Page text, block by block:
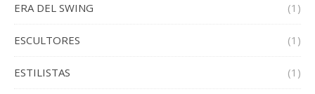
ERA DEL SWING (1)
ESCULTORES (1)
ESTILISTAS (1)